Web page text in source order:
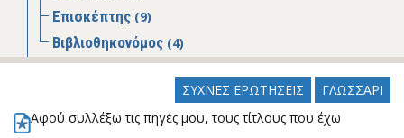
Επισκέπτης (9)
Βιβλιοθηκονόμος (4)
Κάνω έρευνα
Πέργαμος: ιδρυματικό αποθετήριο
Ανοικτή Επιστήμη
ΣΥΧΝΕΣ ΕΡΩΤΗΣΕΙΣ ΓΛΩΣΣΑΡΙ
Αφού συλλέξω τις πηγές μου, τους τίτλους που έχω